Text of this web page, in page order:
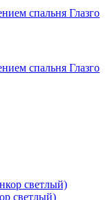
спальня Глазго
спальня Глазго
светлый)